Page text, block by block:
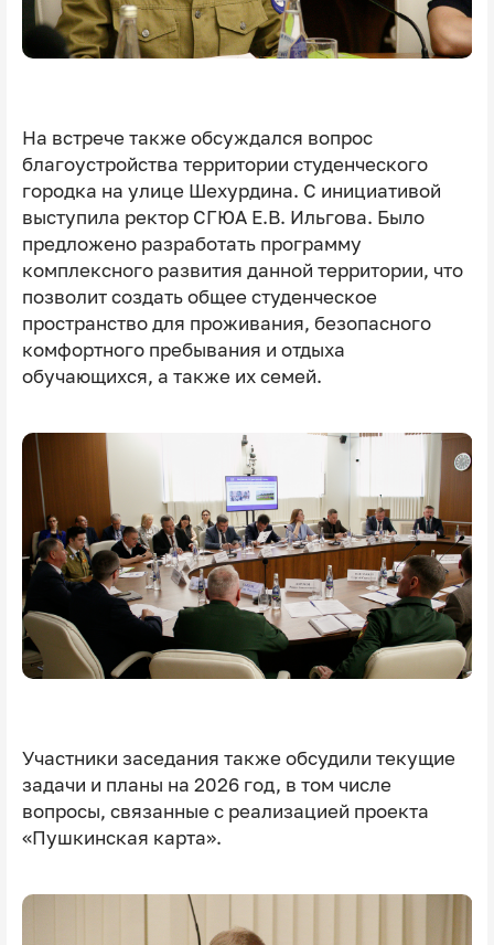
На встрече также обсуждался вопрос
благоустройства территории студенческого
городка на улице Шехурдина. С инициативой
выступила ректор СГЮА Е.В. Ильгова. Было
предложено разработать программу
комплексного развития данной территории, что
позволит создать общее студенческое
пространство для проживания, безопасного
комфортного пребывания и отдыха
обучающихся, а также их семей.
Участники заседания также обсудили текущие
задачи и планы на 2026 год, в том числе
вопросы, связанные с реализацией проекта
«Пушкинская карта».